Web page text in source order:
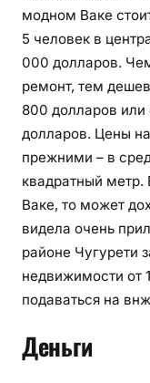
модном Ваке
5 человек в
000 долларов.
ремонт, тем
800 долларов
долларов. Цены
прежними – в
квадратный метр.
Ваке, то может
видела очень
районе Чугурети
недвижимости от
подаваться на
Деньги